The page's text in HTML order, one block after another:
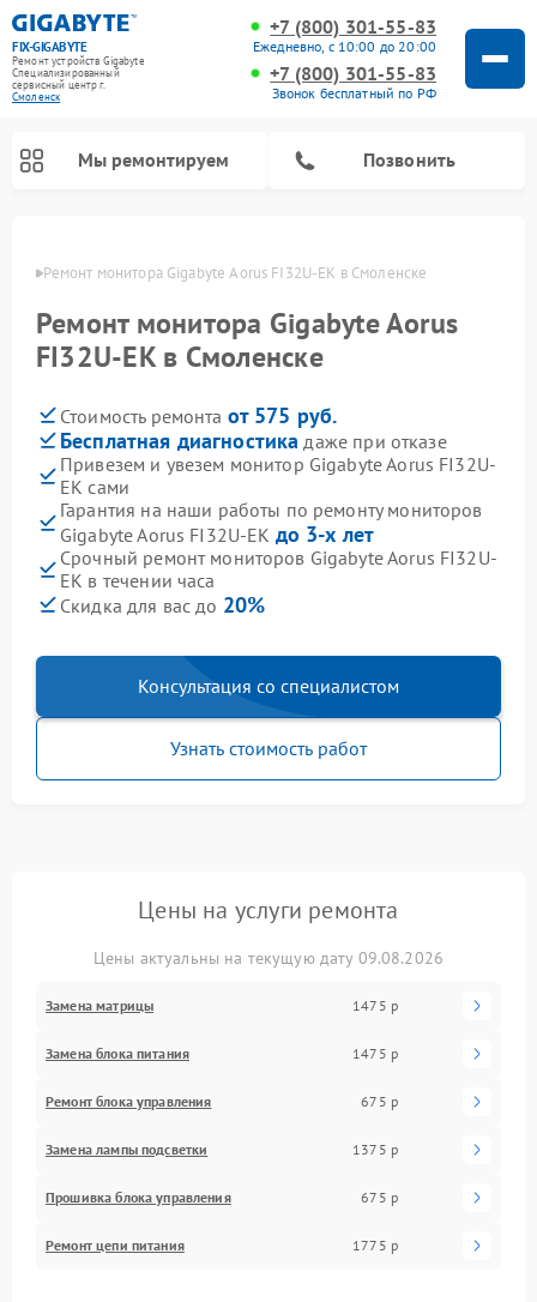
FIX-GIGABYTE
Ремонт устройств Gigabyte
Специализированный
cервисный центр г.
Смоленск
+7 (800) 301-55-83
Ежедневно, с 10:00 до 20:00
+7 (800) 301-55-83
Звонок бесплатный по РФ
Мы ремонтируем Позвонить
Ремонт монитора Gigabyte Aorus FI32U-EK в Смоленске
Ремонт монитора Gigabyte Aorus
FI32U-EK в Смоленске
Стоимость ремонта от 575 руб.
Бесплатная диагностика даже при отказе
Привезем и увезем монитор Gigabyte Aorus FI32U-
EK сами
Гарантия на наши работы по ремонту мониторов
Gigabyte Aorus FI32U-EK до 3-х лет
Срочный ремонт мониторов Gigabyte Aorus FI32U-
EK в течении часа
Скидка для вас до 20%
Консультация со специалистом
Узнать стоимость работ
Цены на услуги ремонта
Цены актуальны на текущую дату 09.08.2026
Замена матрицы 1475 р
Замена блока питания 1475 р
Ремонт блока управления 675 р
Замена лампы подсветки 1375 р
Прошивка блока управления 675 р
Ремонт цепи питания 1775 р